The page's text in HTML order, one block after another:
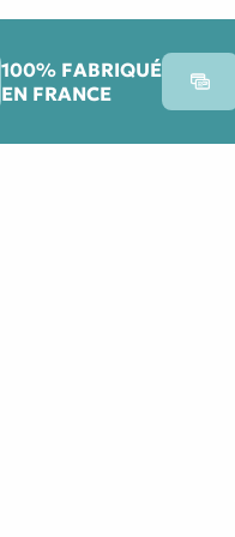
100% FABRIQUÉ
EN FRANCE